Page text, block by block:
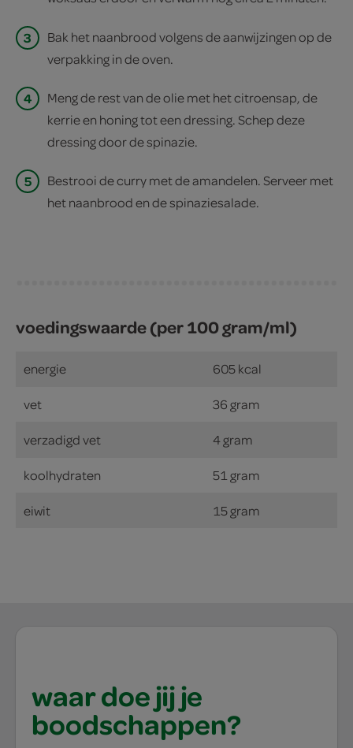
3
Bak het naanbrood volgens de aanwijzingen op de
verpakking in de oven.
4
Meng de rest van de olie met het citroensap, de
kerrie en honing tot een dressing. Schep deze
dressing door de spinazie.
5
Bestrooi de curry met de amandelen. Serveer met
het naanbrood en de spinaziesalade.
voedingswaarde (per 100 gram/ml)
energie 605 kcal
vet 36 gram
verzadigd vet 4 gram
koolhydraten 51 gram
eiwit 15 gram
waar doe jij je
boodschappen?